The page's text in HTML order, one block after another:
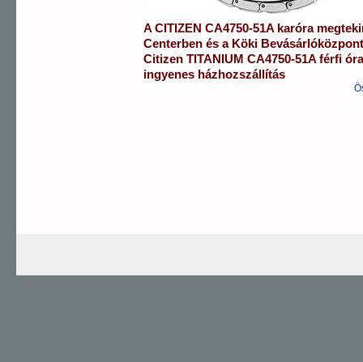
ACITIZEN CA4750-51A karóra
Centerben és a Köki
Citizen TITANIUM CA4750-51A férfi
ingyenes házhozszállítás